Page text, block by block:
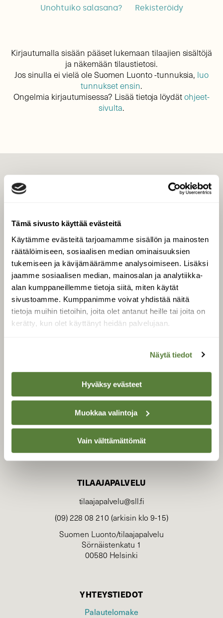
Tämä sivusto käyttää evästeitä
Käytämme evästeitä tarjoamamme sisällön ja mainosten
räätälöimiseen, sosiaalisen median ominaisuuksien
tukemiseen ja kävijämäärämme analysoimiseen. Lisäksi
jaamme sosiaalisen median, mainosalan ja analytiikka-
alan kumppaneillemme tietoja siitä, miten käytät
sivustoamme. Kumppanimme voivat yhdistää näitä
tietoja muihin tietoihin, joita olet antanut heille tai joita on
kerätty, kun olet käyttänyt heidän palvelujaan.
Näytä tiedot
Hyväksy evästeet
Muokkaa valintoja
Vain välttämättömät
Unohtuiko salasana? Rekisteröidy
Kirjautumalla sisään pääset lukemaan tilaajien sisältöjä
ja näkemään tilaustietosi.
Jos sinulla ei vielä ole Suomen Luonto -tunnuksia, luo
tunnukset ensin.
Ongelmia kirjautumisessa? Lisää tietoja löydätohjeet-
sivulta.
Tilaa digilukuoikeus
Äänestä parasta juttua
Tilaa uutiskirje
SUOMEN LUONNON­
SUOJELU­LIITTO
Suomen Luonto -lehden
luonnonsuojelu­liitto.
TILAAJAPALVELU
tilaajapalvelu@sll.fi
(09) 228 08 210 (arkisin klo 9-15)
Suomen Luonto/tilaajapalvelu
Sörnäistenkatu 1
00580 Helsinki
YHTEYSTIEDOT
Palautelomake